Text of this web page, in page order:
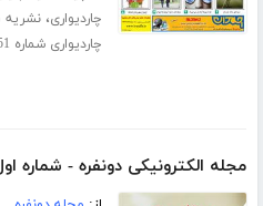
چاردیواری،نشریه
چاردیواری شماره 451
مجله الکترونیکی دونفره - شماره